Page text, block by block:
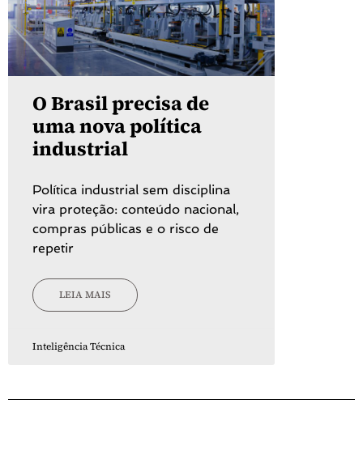
O Brasil precisa de
uma nova política
industrial
Política industrial sem disciplina
vira proteção: conteúdo nacional,
compras públicas e o risco de
repetir
LEIA MAIS
Inteligência Técnica